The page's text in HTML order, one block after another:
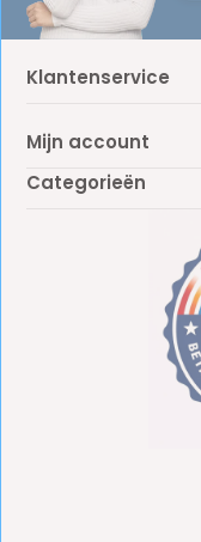
Klantenservice
Mijn account
Categorieën